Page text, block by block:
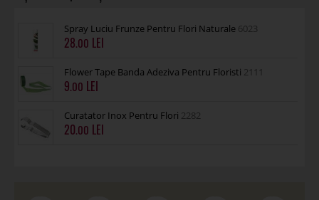
Spray Luciu Frunze Pentru Flori Naturale 6023
28.00
Flower Tape Banda Adeziva Pentru Floristi 2111
9.00
Curatator Inox Pentru Flori 2282
20.00